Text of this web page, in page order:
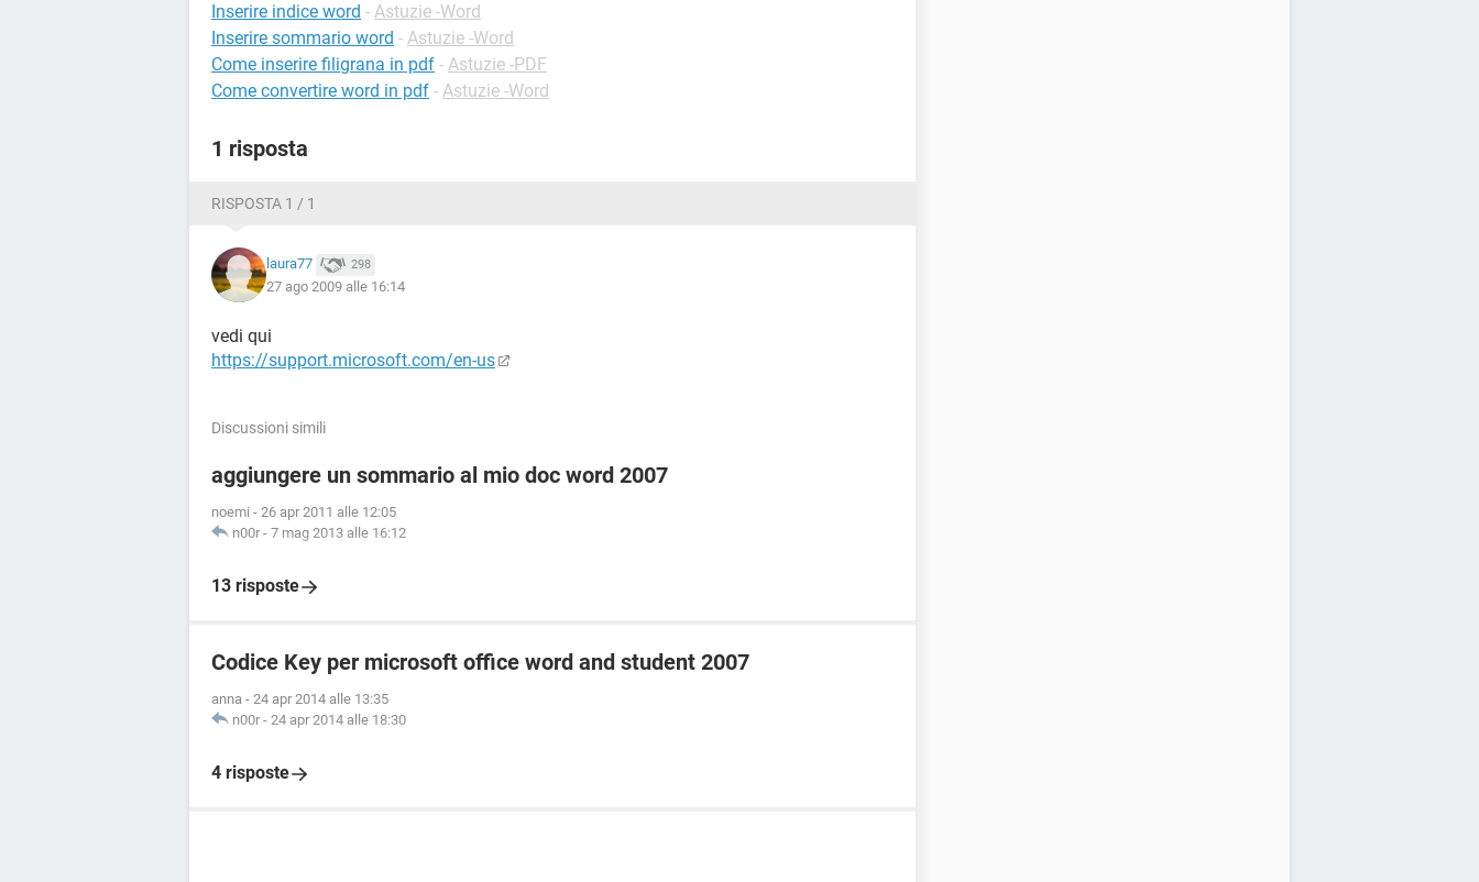
Inserire indice word - Astuzie -Word
Inserire sommario word - Astuzie -Word
Come inserire filigrana in pdf - Astuzie -PDF
Come convertire word in pdf - Astuzie -Word
1 risposta
RISPOSTA 1 / 1
laura77 298
27 ago 2009 alle 16:14
vedi qui
https://support.microsoft.com/en-us
Discussioni simili
aggiungere un sommario al mio doc word 2007
noemi - 26 apr 2011 alle 12:05
n00r - 7 mag 2013 alle 16:12
13 risposte
Codice Key per microsoft office word and student 2007
anna - 24 apr 2014 alle 13:35
n00r - 24 apr 2014 alle 18:30
4 risposte